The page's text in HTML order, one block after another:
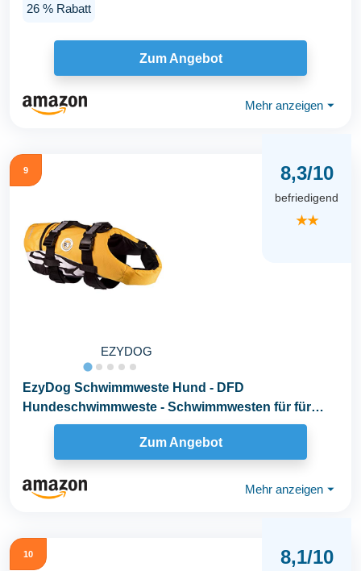
26 % Rabatt
Zum Angebot
Mehr anzeigen ⏷
9
EZYDOG
8,3/10
befriedigend
★★
EzyDog Schwimmweste Hund - DFD
Hundeschwimmweste - Schwimmwesten für für
Kleine, Mittelgroße und...
Zum Angebot
Mehr anzeigen ⏷
10 8,1/10